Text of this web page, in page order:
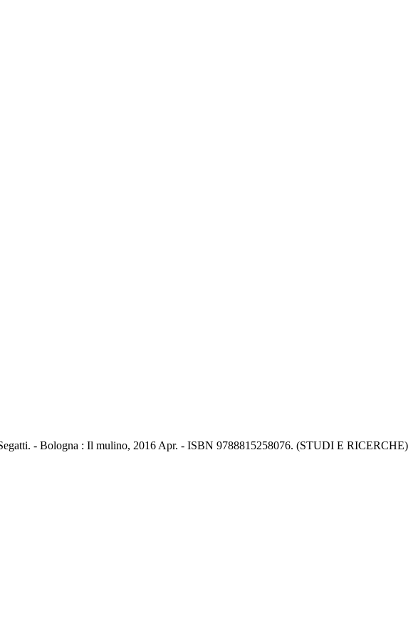
- Bologna : Il mulino, 2016 Apr. - ISBN 9788815258076. (STUDI E RICERCHE)